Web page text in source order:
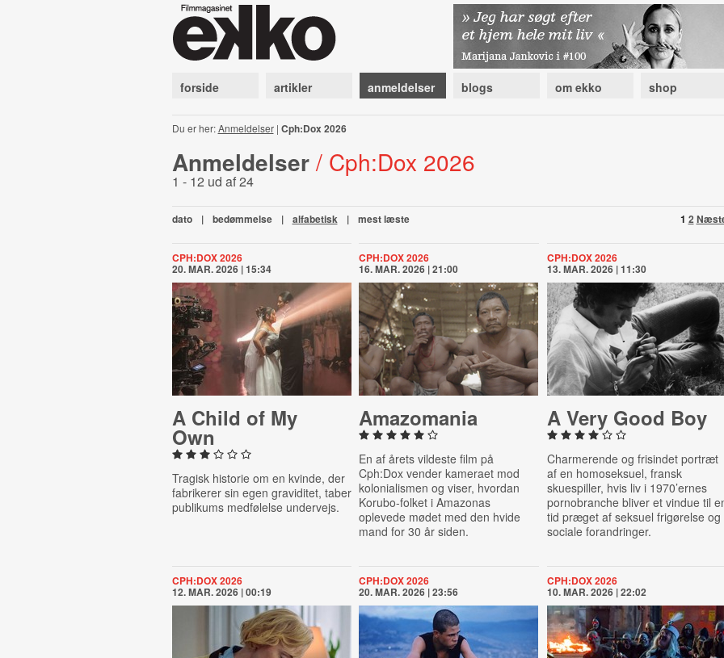
forside artikler anmeldelser blogs om ekko shop
Du er her:Anmeldelser| Cph:Dox 2026
Anmeldelser / Cph:Dox 2026
1 - 12 ud af 24
1 2
dato | bedømmelse | alfabetisk | mest læste
CPH:DOX 2026
20. MAR. 2026 | 15:34
A Child of My
Own
Tragisk historie om en kvinde, der
fabrikerer sin egen graviditet, taber
publikums medfølelse undervejs.
CPH:DOX 2026
16. MAR. 2026 | 21:00
Ama­zo­ma­nia
En af årets vildeste film på
Cph:Dox vender kameraet mod
kolonialismen og viser, hvordan
Korubo-folket i Amazonas
oplevede mødet med den hvide
mand for 30 år siden.
CPH:DOX 2026
13. MAR. 2026 | 11:30
A Very Good Boy
Charmerende og frisindet portræt
af en homoseksuel, fransk
skuespiller, hvis liv i 1970’ernes
pornobranche bliver et vindue til
tid præget af seksuel frigørelse og
sociale forandringer.
CPH:DOX 2026
12. MAR. 2026 | 00:19
CPH:DOX 2026
20. MAR. 2026 | 23:56
CPH:DOX 2026
10. MAR. 2026 | 22:02